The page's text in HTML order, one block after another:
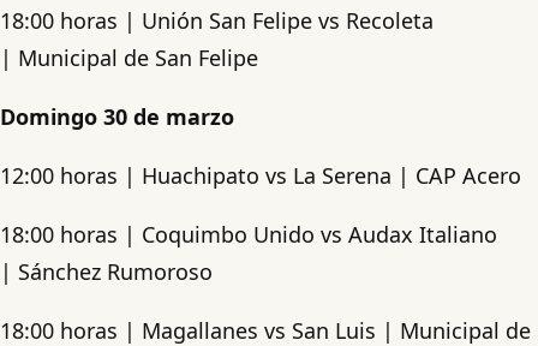
18:00 horas | Unión San Felipe vs Recoleta
| Municipal de San Felipe
Domingo 30 de marzo
12:00 horas | Huachipato vs La Serena | CAP Acero
18:00 horas | Coquimbo Unido vs Audax Italiano
| Sánchez Rumoroso
18:00 horas | Magallanes vs San Luis | Municipal de